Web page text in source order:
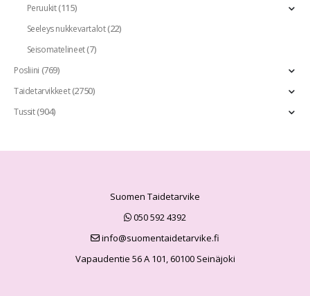
Peruukit(115)
Seeleys nukkevartalot(22)
Seisomatelineet(7)
Posliini (769)
Taidetarvikkeet(2750)
Tussit(904)
Suomen Taidetarvike
050 592 4392
info@suomentaidetarvike.fi
Vapaudentie 56 A 101, 60100 Seinäjoki